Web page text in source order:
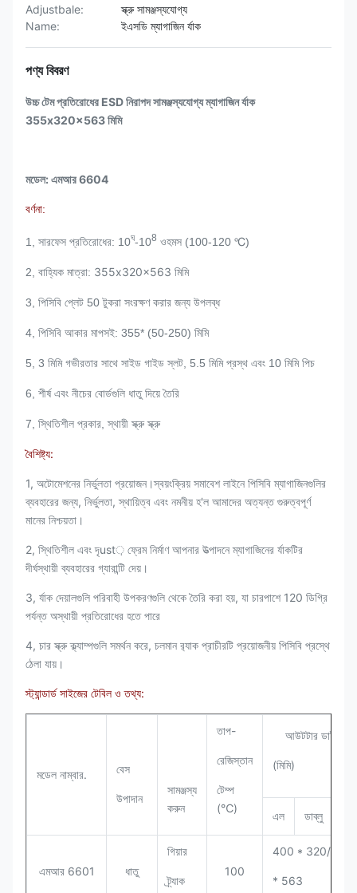
Adjustbale:
স্ক্রু সামঞ্জস্যযোগ্য
Name:
ইএসডি ম্যাগাজিন র্যাক
পণ্য বিবরণ
উচ্চ টেম প্রতিরোধের ESD নিরাপদ সামঞ্জস্যযোগ্য ম্যাগাজিন র্যাক
355x320x563 মিমি
মডেল: এমআর 6604
বর্ণনা:
1, সারফেস প্রতিরোধের: 10ঘ-108 ওহমস (100-120 ℃)
2, বাহ্যিক মাত্রা: 355x320x563 মিমি
3, পিসিবি প্লেট 50 টুকরা সংরক্ষণ করার জন্য উপলব্ধ
4, পিসিবি আকার মাপসই: 355* (50-250) মিমি
5, 3 মিমি গভীরতার সাথে সাইড গাইড স্লট, 5.5 মিমি প্রস্থ এবং 10 মিমি পিচ
6, শীর্ষ এবং নীচের বোর্ডগুলি ধাতু দিয়ে তৈরি
7, স্থিতিশীল প্রকার, স্থায়ী স্ক্রু স্ক্রু
বৈশিষ্ট্য:
1, অটোমেশনের নির্ভুলতা প্রয়োজন।স্বয়ংক্রিয় সমাবেশ লাইনে পিসিবি ম্যাগাজিনগুলির
ব্যবহারের জন্য, নির্ভুলতা, স্থায়িত্ব এবং নমনীয় হ'ল আমাদের অত্যন্ত গুরুত্বপূর্ণ
মানের নিশ্চয়তা।
2, স্থিতিশীল এবং দৃust় ফ্রেম নির্মাণ আপনার উত্পাদনে ম্যাগাজিনের র্যাকটির
দীর্ঘস্থায়ী ব্যবহারের গ্যারান্টি দেয়।
3, র্যাক দেয়ালগুলি পরিবাহী উপকরণগুলি থেকে তৈরি করা হয়, যা চারপাশে 120 ডিগ্রি
পর্যন্ত অস্থায়ী প্রতিরোধের হতে পারে
4, চার স্ক্রু ক্ল্যাম্পগুলি সমর্থন করে, চলমান র‌্যাক প্রাচীরটি প্রয়োজনীয় পিসিবি প্রস্থে
ঠেলা যায়।
স্ট্যান্ডার্ড সাইজের টেবিল ও তথ্য:
মডেল নাম্বার. বেস
উপাদান
সামঞ্জস্য
করুন
তাপ-
রেজিস্তান
টেম্প
(℃)
আউটটার
(মিমি)
এল ডাব্লু
এমআর 6601 ধাতু
গিয়ার
ট্র্যাক
100
400 * 320/380
* 563